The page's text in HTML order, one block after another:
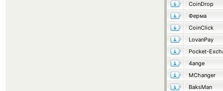
CoinDrop
Ферма
CoinClick
LovanPay
Pocket-
4ange
MChanger
BaksMan